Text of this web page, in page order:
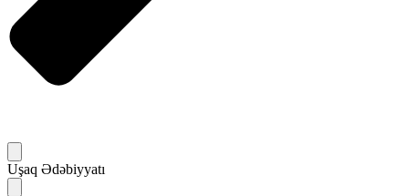
Uşaq Ədəbiyyatı